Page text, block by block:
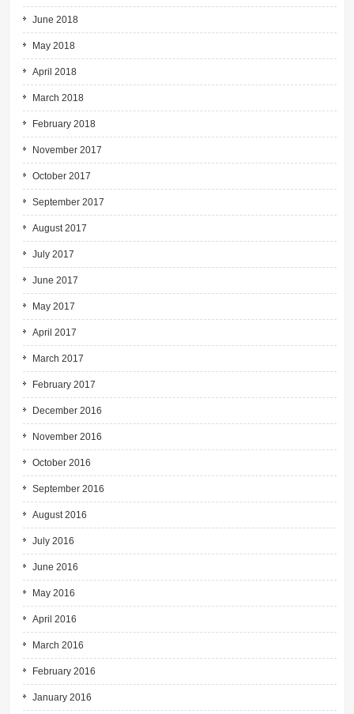
June 2018
May 2018
April 2018
March 2018
February 2018
November 2017
October 2017
September 2017
August 2017
July 2017
June 2017
May 2017
April 2017
March 2017
February 2017
December 2016
November 2016
October 2016
September 2016
August 2016
July 2016
June 2016
May 2016
April 2016
March 2016
February 2016
January 2016